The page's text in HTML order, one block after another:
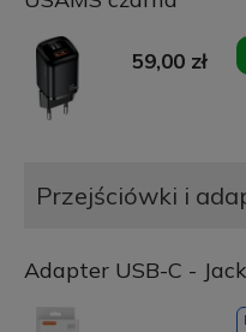
59,00 zł
Przejściówki i
Adapter USB-C -